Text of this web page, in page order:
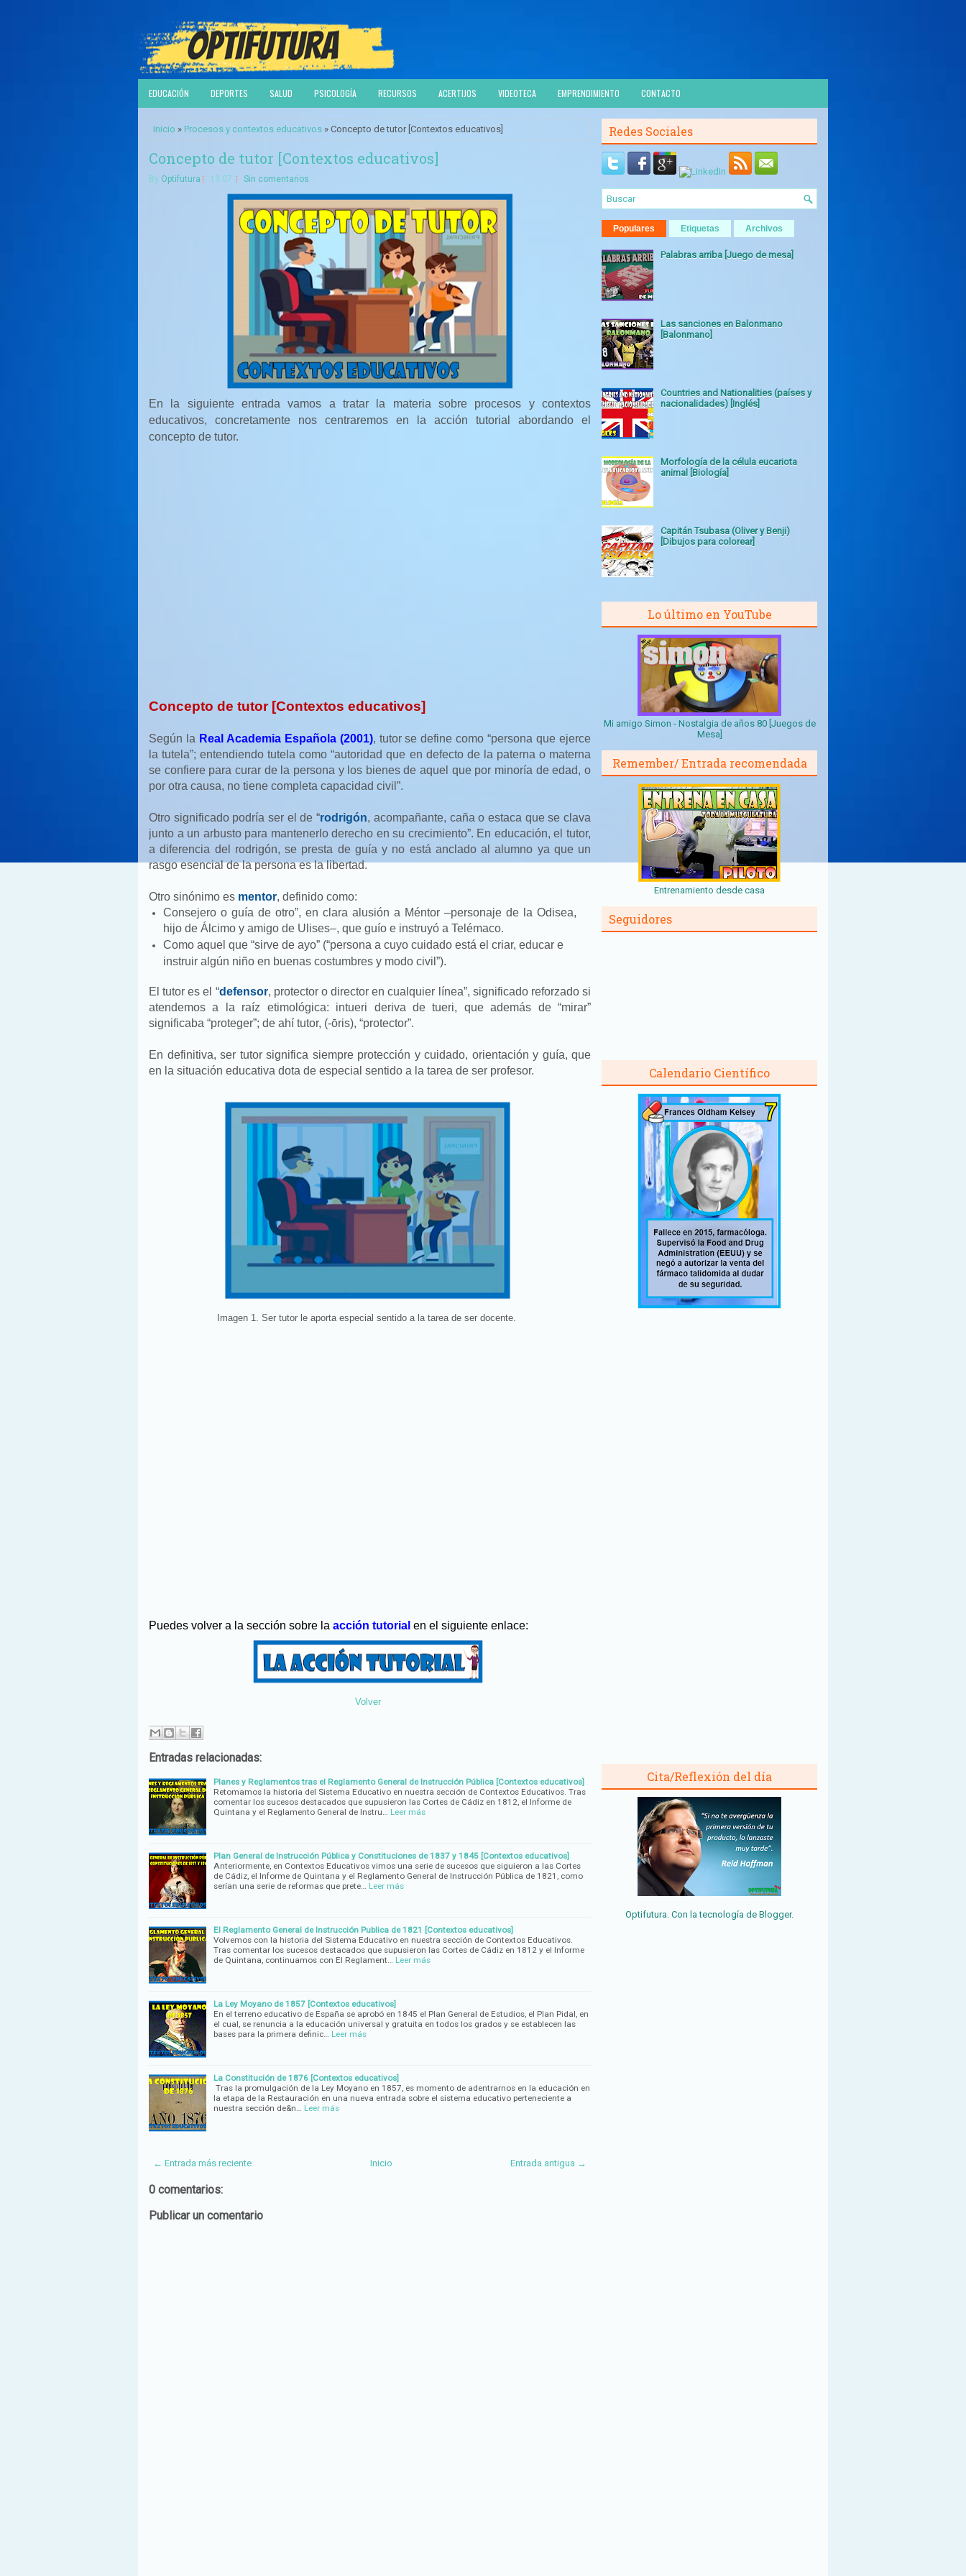
EDUCACIÓN DEPORTES SALUD PSICOLOGÍA RECURSOS ACERTIJOS VIDEOTECA EMPRENDIMIENTO CONTACTO
Inicio » Procesos y contextos educativos » Concepto de tutor [Contextos educativos]
Concepto de tutor [Contextos educativos]
By Optifutura 13:07 Sin comentarios
En la siguiente entrada vamos a tratar la materia sobre procesos y contextos
educativos, concretamente nos centraremos en la acción tutorial abordando el
concepto de tutor.
Concepto de tutor [Contextos educativos]
Según la Real Academia Española (2001), tutor se define como “persona que ejerce
la tutela”; entendiendo tutela como “autoridad que en defecto de la paterna o materna
se confiere para curar de la persona y los bienes de aquel que por minoría de edad, o
por otra causa, no tiene completa capacidad civil”.
Otro significado podría ser el de “rodrigón, acompañante, caña o estaca que se clava
junto a un arbusto para mantenerlo derecho en su crecimiento”. En educación, el tutor,
a diferencia del rodrigón, se presta de guía y no está anclado al alumno ya que un
rasgo esencial de la persona es la libertad.
Otro sinónimo es mentor, definido como:
Consejero o guía de otro”, en clara alusión a Méntor –personaje de la Odisea,
hijo de Álcimo y amigo de Ulises–, que guío e instruyó a Telémaco.
Como aquel que “sirve de ayo” (“persona a cuyo cuidado está el criar, educar e
instruir algún niño en buenas costumbres y modo civil”).
El tutor es el “defensor, protector o director en cualquier línea”, significado reforzado si
atendemos a la raíz etimológica: intueri deriva de tueri, que además de “mirar”
significaba “proteger”; de ahí tutor, (-ōris), “protector”.
En definitiva, ser tutor significa siempre protección y cuidado, orientación y guía, que
en la situación educativa dota de especial sentido a la tarea de ser profesor.
Imagen 1. Ser tutor le aporta especial sentido a la tarea de ser docente.
Puedes volver a la sección sobre la acción tutorial en el siguiente enlace:
Volver
Entradas relacionadas:
Planes y Reglamentos tras el Reglamento General de Instrucción Pública [Contextos educativos]
Retomamos la historia del Sistema Educativo en nuestra sección de Contextos Educativos. Tras
comentar los sucesos destacados que supusieron las Cortes de Cádiz en 1812, el Informe de
Quintana y el Reglamento General de Instru…
Leer más
Plan General de Instrucción Pública y Constituciones de 1837 y 1845 [Contextos educativos]
Anteriormente, en Contextos Educativos vimos una serie de sucesos que siguieron a las Cortes
de Cádiz, el Informe de Quintana y el Reglamento General de Instrucción Pública de 1821, como
serían una serie de reformas que prete…
Leer más
El Reglamento General de Instrucción Publica de 1821 [Contextos educativos]
Volvemos con la historia del Sistema Educativo en nuestra sección de Contextos Educativos.
Tras comentar los sucesos destacados que supusieron las Cortes de Cádiz en 1812 y el Informe
de Quintana, continuamos con El Reglament…
Leer más
La Ley Moyano de 1857 [Contextos educativos]
En el terreno educativo de España se aprobó en 1845 el Plan General de Estudios, el Plan Pidal, en
el cual, se renuncia a la educación universal y gratuita en todos los grados y se establecen las
bases para la primera definic…
Leer más
La Constitución de 1876 [Contextos educativos]
Tras la promulgación de la Ley Moyano en 1857, es momento de adentrarnos en la educación en
la etapa de la Restauración en una nueva entrada sobre el sistema educativo perteneciente a
nuestra sección de&n…
Leer más
← Entrada más reciente Entrada antigua →
Inicio
0 comentarios:
Publicar un comentario
Redes Sociales
Populares Etiquetas Archivos
Palabras arriba [Juego de mesa]
Las sanciones en Balonmano
[Balonmano]
Countries and Nationalities (países y
nacionalidades) [Inglés]
Morfología de la célula eucariota
animal [Biología]
Capitán Tsubasa (Oliver y Benji)
[Dibujos para colorear]
Lo último en YouTube
Mi amigo Simon - Nostalgia de años 80 [Juegos de
Mesa]
Remember/ Entrada recomendada
Entrenamiento desde casa
Seguidores
Calendario Científico
Cita/Reflexión del día
Optifutura. Con la tecnología de Blogger.